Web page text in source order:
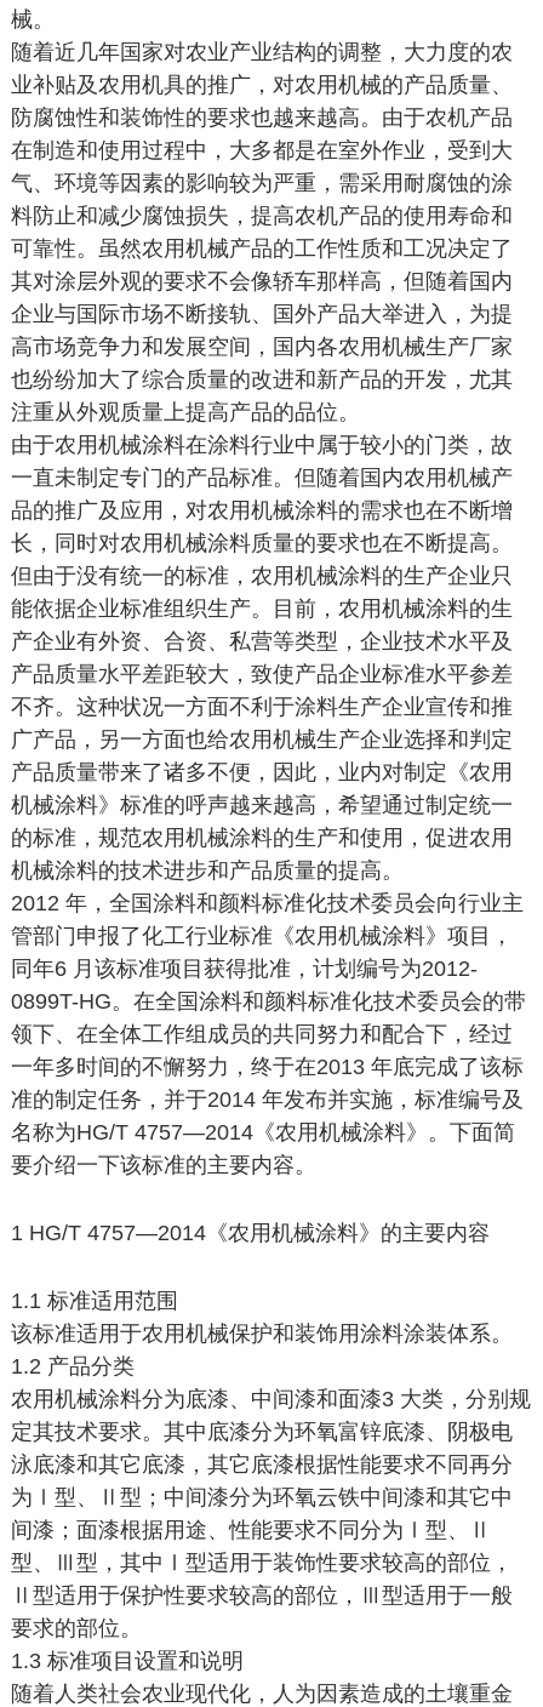
械。
随着近几年国家对农业产业结构的调整，大力度的农
业补贴及农用机具的推广，对农用机械的产品质量、
防腐蚀性和装饰性的要求也越来越高。由于农机产品
在制造和使用过程中，大多都是在室外作业，受到大
气、环境等因素的影响较为严重，需采用耐腐蚀的涂
料防止和减少腐蚀损失，提高农机产品的使用寿命和
可靠性。虽然农用机械产品的工作性质和工况决定了
其对涂层外观的要求不会像轿车那样高，但随着国内
企业与国际市场不断接轨、国外产品大举进入，为提
高市场竞争力和发展空间，国内各农用机械生产厂家
也纷纷加大了综合质量的改进和新产品的开发，尤其
注重从外观质量上提高产品的品位。
由于农用机械涂料在涂料行业中属于较小的门类，故
一直未制定专门的产品标准。但随着国内农用机械产
品的推广及应用，对农用机械涂料的需求也在不断增
长，同时对农用机械涂料质量的要求也在不断提高。
但由于没有统一的标准，农用机械涂料的生产企业只
能依据企业标准组织生产。目前，农用机械涂料的生
产企业有外资、合资、私营等类型，企业技术水平及
产品质量水平差距较大，致使产品企业标准水平参差
不齐。这种状况一方面不利于涂料生产企业宣传和推
广产品，另一方面也给农用机械生产企业选择和判定
产品质量带来了诸多不便，因此，业内对制定《农用
机械涂料》标准的呼声越来越高，希望通过制定统一
的标准，规范农用机械涂料的生产和使用，促进农用
机械涂料的技术进步和产品质量的提高。
2012 年，全国涂料和颜料标准化技术委员会向行业主
管部门申报了化工行业标准《农用机械涂料》项目，
同年6 月该标准项目获得批准，计划编号为2012-
0899T-HG。在全国涂料和颜料标准化技术委员会的带
领下、在全体工作组成员的共同努力和配合下，经过
一年多时间的不懈努力，终于在2013 年底完成了该标
准的制定任务，并于2014 年发布并实施，标准编号及
名称为HG/T 4757—2014《农用机械涂料》。下面简
要介绍一下该标准的主要内容。
1 HG/T 4757—2014《农用机械涂料》的主要内容
1.1 标准适用范围
该标准适用于农用机械保护和装饰用涂料涂装体系。
1.2 产品分类
农用机械涂料分为底漆、中间漆和面漆3 大类，分别规
定其技术要求。其中底漆分为环氧富锌底漆、阴极电
泳底漆和其它底漆，其它底漆根据性能要求不同再分
为Ⅰ型、Ⅱ型；中间漆分为环氧云铁中间漆和其它中
间漆；面漆根据用途、性能要求不同分为Ⅰ型、Ⅱ
型、Ⅲ型，其中Ⅰ型适用于装饰性要求较高的部位，
Ⅱ型适用于保护性要求较高的部位，Ⅲ型适用于一般
要求的部位。
1.3 标准项目设置和说明
随着人类社会农业现代化，人为因素造成的土壤重金